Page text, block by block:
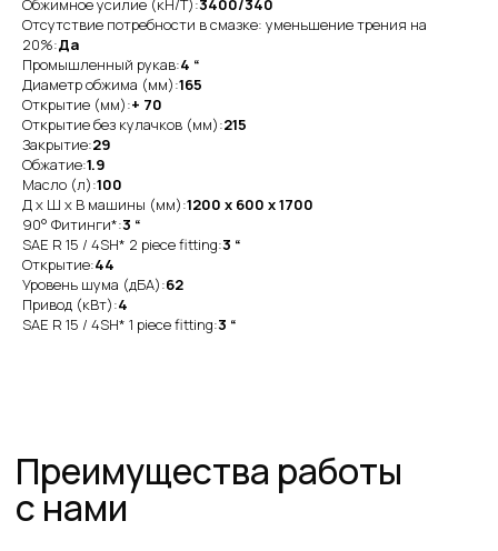
Обжимное усилие (кН/Т):3400/340
Отсутствие потребности в смазке: уменьшение трения на
20%:Да
Промышленный рукав:4 “
Диаметр обжима (мм):165
Открытие (мм):+ 70
Открытие без кулачков (мм):215
Закрытие:29
Обжатие:1.9
Масло (л):100
Д x Ш x В машины (мм):1200 x 600 x 1700
90° Фитинги*:3 “
SAE R 15 / 4SH* 2 piece fitting:3 “
Открытие:44
Уровень шума (дБА):62
Привод (кВт):4
SAE R 15 / 4SH* 1 piece fitting:3 “
Оригинальная
продукция
Наша компания одна из немногих, кто еще
поставляет оригинальную продукцию Gates
с заводов Польши, Индии и США
Товары в наличии
на складе
На складе в Санкт-Петербурге рукава 1SN,
2SN/2SC, 4SH, R15. Станки для обжима
рукавов и фитинги
Самые низкие
Команда
профессионалов